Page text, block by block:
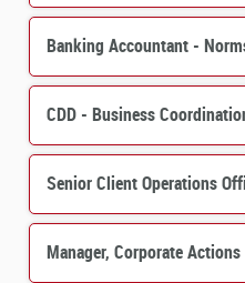
Banking Accountant -